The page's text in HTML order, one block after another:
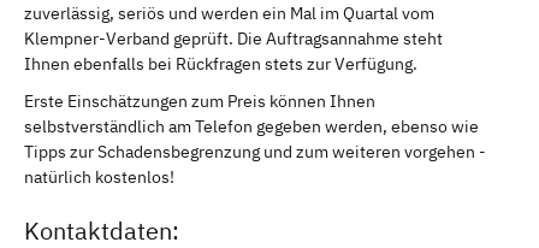
zuverlässig, seriös und werden ein Mal im Quartal vom
Klempner-Verband geprüft. Die Auftragsannahme steht
Ihnen ebenfalls bei Rückfragen stets zur Verfügung.
Erste Einschätzungen zum Preis können Ihnen
selbstverständlich am Telefon gegeben werden, ebenso wie
Tipps zur Schadensbegrenzung und zum weiteren vorgehen -
natürlich kostenlos!
Kontaktdaten: